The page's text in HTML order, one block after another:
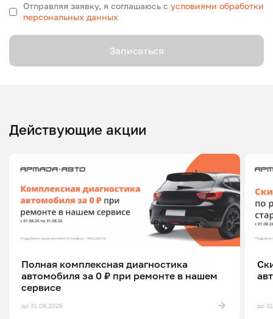
Отправляя заявку, я соглашаюсь с условиями обработки
персональных данных
Записаться
Действующие акции
Полная комплексная диагностика
автомобиля за 0 ₽ при ремонте в нашем
сервисе
до 31.08.2026 до